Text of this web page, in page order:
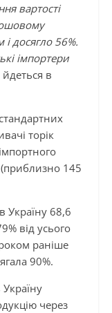
вартості
досягло 56%.
імпортери
йдеться в
торік
145
Україну 68,6
від усього
раніше
90%.
через